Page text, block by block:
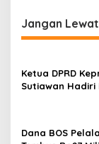
i
g
a
s
p
Jangan
Ketua DPRD
Sutiawan Hadiri
Dana BOS